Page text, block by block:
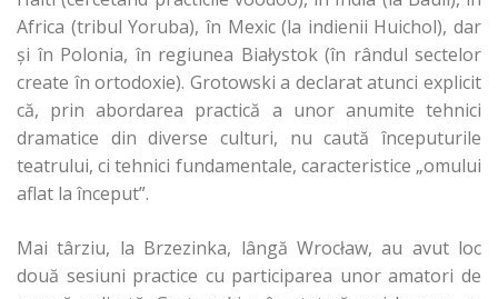
Africa (tribul Yoruba), în Mexic (la indienii Huichol), dar
şi în Polonia, în regiunea Białystok (în rândul sectelor
create în ortodoxie). Grotowski a declarat atunci explicit
că, prin abordarea practică a unor anumite tehnici
dramatice din diverse culturi, nu caută începuturile
teatrului, ci tehnici fundamentale, caracteristice „omului
aflat la început”.
Mai târziu, la Brzezinka, lângă Wrocław, au avut loc
două sesiuni practice cu participarea unor amatori de